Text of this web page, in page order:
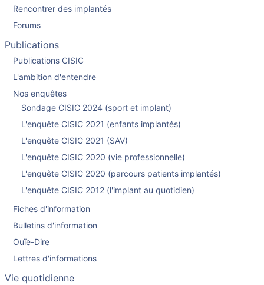
Rencontrer des implantés
Forums
Publications
Publications CISIC
L'ambition d'entendre
Nos enquêtes
Sondage CISIC 2024 (sport et implant)
L'enquête CISIC 2021 (enfants implantés)
L'enquête CISIC 2021 (SAV)
L'enquête CISIC 2020 (vie professionnelle)
L'enquête CISIC 2020 (parcours patients implantés)
L'enquête CISIC 2012 (l'implant au quotidien)
Fiches d'information
Bulletins d'information
Ouïe-Dire
Lettres d'informations
Vie quotidienne